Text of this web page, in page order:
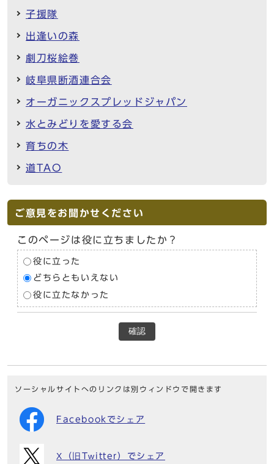
子援隊
出逢いの森
劇刀桜絵巻
岐阜県断酒連合会
オーガニックスプレッドジャパン
水とみどりを愛する会
育ちの木
道TAO
ご意見をお聞かせください
このページは役に立ちましたか？
役に立った
どちらともいえない
役に立たなかった
確認
ソーシャルサイトへのリンクは別ウィンドウで開きます
Facebookでシェア
X（旧Twitter）でシェア